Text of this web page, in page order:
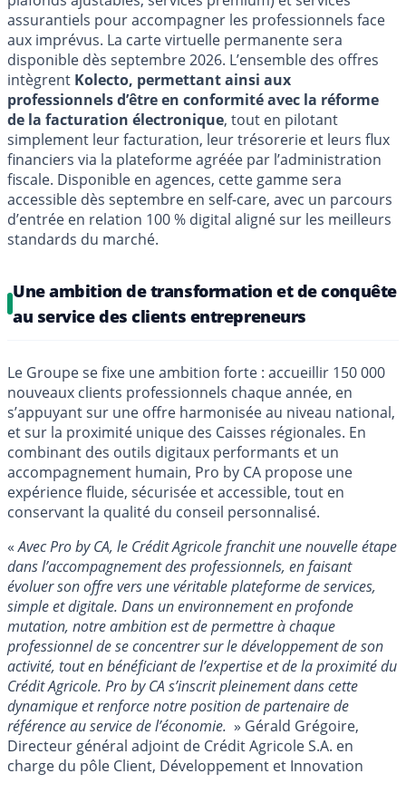
assurantiels pour accompagner les professionnels face
aux imprévus. La carte virtuelle permanente sera
disponible dès septembre 2026. L’ensemble des offres
intègrent Kolecto, permettant ainsi aux
professionnels d’être en conformité avec la réforme
de la facturation électronique, tout en pilotant
simplement leur facturation, leur trésorerie et leurs flux
financiers via la plateforme agréée par l’administration
fiscale. Disponible en agences, cette gamme sera
accessible dès septembre en self-care, avec un parcours
d’entrée en relation 100 % digital aligné sur les meilleurs
standards du marché.
Une ambition de transformation et de conquête
au service des clients entrepreneurs
Le Groupe se fixe une ambition forte : accueillir 150 000
nouveaux clients professionnels chaque année, en
s’appuyant sur une offre harmonisée au niveau national,
et sur la proximité unique des Caisses régionales. En
combinant des outils digitaux performants et un
accompagnement humain, Pro by CA propose une
expérience fluide, sécurisée et accessible, tout en
conservant la qualité du conseil personnalisé.
«Avec Pro by CA, le Crédit Agricole franchit une nouvelle étape
dans l’accompagnement des professionnels, en faisant
évoluer son offre vers une véritable plateforme de services,
simple et digitale. Dans un environnement en profonde
mutation, notre ambition est de permettre à chaque
professionnel de se concentrer sur le développement de son
activité, tout en bénéficiant de l’expertise et de la proximité du
Crédit Agricole. Pro by CA s’inscrit pleinement dans cette
dynamique et renforce notre position de partenaire de
référence au service de l’économie. » Gérald Grégoire,
Directeur général adjoint de Crédit Agricole S.A. en
charge du pôle Client, Développement et Innovation